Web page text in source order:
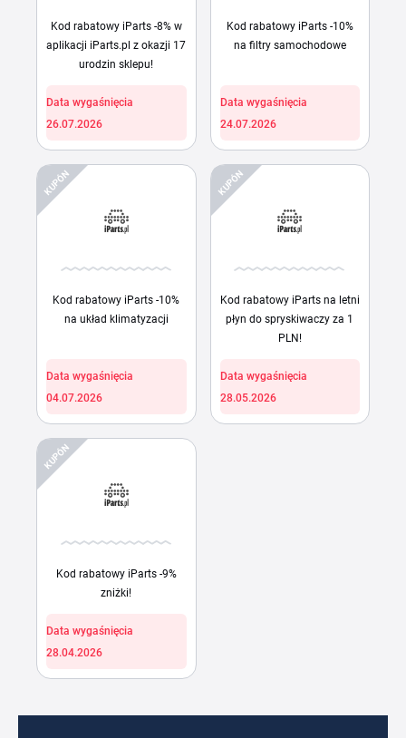
Kod rabatowy iParts -8% w
aplikacji iParts.pl z okazji 17
urodzin sklepu!
Data wygaśnięcia
26.07.2026
Kod rabatowy iParts -10%
na filtry samochodowe
Data wygaśnięcia
24.07.2026
KUPÓN
Kod rabatowy iParts -10%
na układ klimatyzacji
Data wygaśnięcia
04.07.2026
KUPÓN
Kod rabatowy iParts na letni
płyn do spryskiwaczy za 1
PLN!
Data wygaśnięcia
28.05.2026
KUPÓN
Kod rabatowy iParts -9%
zniżki!
Data wygaśnięcia
28.04.2026